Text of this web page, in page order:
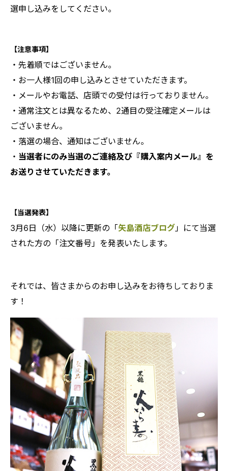
選申し込みをしてください。
【注意事項】
・先着順ではございません。
・ お一人様1回の申し込みとさせていただきます。
・メールやお電話、店頭での受付は行っておりません。
・通常注文とは異なるため、2通目の受注確定メールは
ございません。
・落選の場合、通知はございません。
・ 当選者にのみ当選のご連絡及び『購入案内メール』を
お送りさせていただきます。
【当選発表】
3月6日（水）以降に更新の「矢島酒店ブログ 」にて当選
された方の「注文番号」を発表いたします。
それでは、皆さまからのお申し込みをお待ちしておりま
す！